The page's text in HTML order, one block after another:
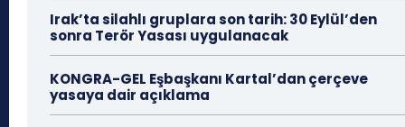
Irak’ta silahlı gruplara son tarih: 30 Eylül’den
sonra Terör Yasası uygulanacak
KONGRA-GEL Eşbaşkanı Kartal’dan çerçeve
yasaya dair açıklama